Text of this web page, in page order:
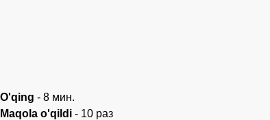
O'qing - 8 мин.
Maqola o'qildi - 10 раз